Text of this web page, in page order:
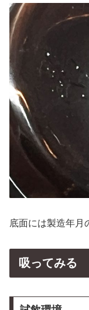
底面には製造年月
吸ってみる